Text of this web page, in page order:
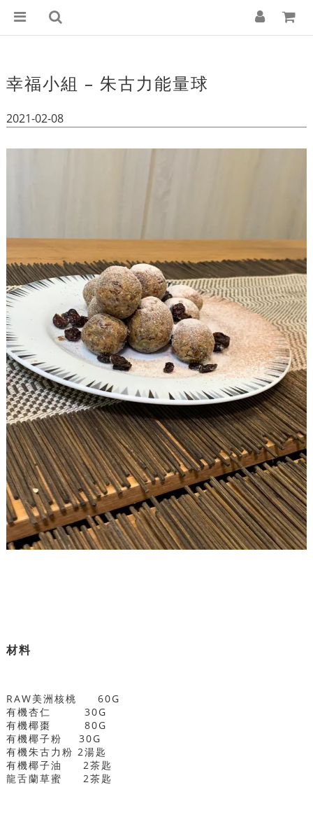
幸福小組 – 朱古力能量球
2021-02-08
材料
RAW美洲核桃 60G
有機杏仁 30G
有機椰棗 80G
有機椰子粉 30G
有機朱古力粉 2湯匙
有機椰子油 2茶匙
龍舌蘭草蜜 2茶匙